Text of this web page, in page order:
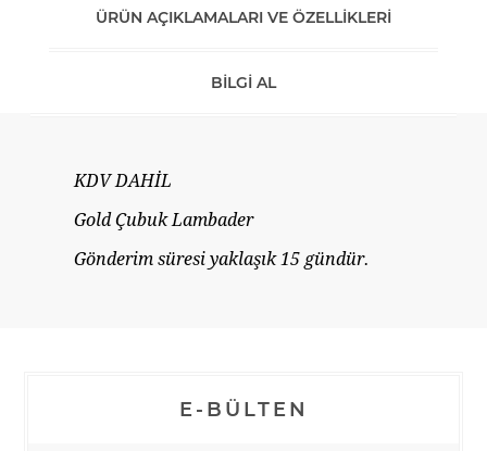
ÜRÜN AÇIKLAMALARI VE ÖZELLIKLERI
BILGI AL
KDV DAHİL
Gold Çubuk Lambader
Gönderim süresi yaklaşık 15 gündür.
E-BÜLTEN